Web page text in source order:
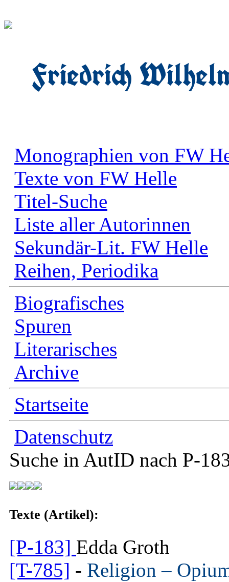
Friedrich
Monographien von FW
Texte von FW Helle
Titel-Suche
Liste aller Autorinnen
Sekundär-Lit. FW Helle
Reihen, Periodika
Biografisches
Spuren
Literarisches
Archive
Startseite
Datenschutz
Suche in AutID nach P-
Texte (Artikel):
[P-183] Edda Groth
[T-785] - Religion –